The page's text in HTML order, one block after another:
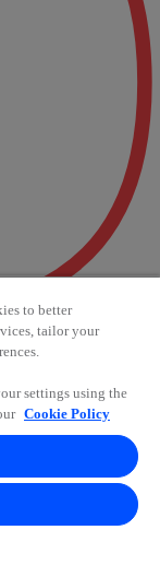
ist
Sekunden
das Problem
Verbindung
to better
tailor your
settings using the
Cookie Policy